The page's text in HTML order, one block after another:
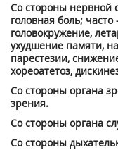
Со стороны нервной
головная боль;
головокружение,
ухудшение памяти,
парестезии,
хореоатетоз,
Со стороны органа
зрения.
Со стороны органа
Со стороны